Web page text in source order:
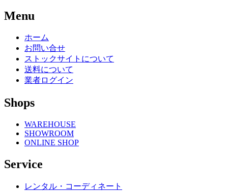
Menu
ホーム
お問い合せ
ストックサイトについて
送料について
業者ログイン
Shops
WAREHOUSE
SHOWROOM
ONLINE SHOP
Service
レンタル・コーディネート